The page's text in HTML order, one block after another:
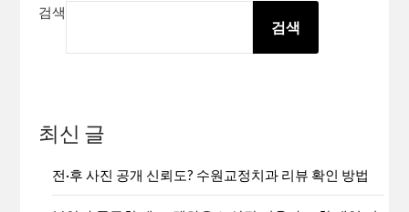
검색
검색
최신 글
전·후 사진 공개 신뢰도? 수원교정치과 리뷰 확인 방법